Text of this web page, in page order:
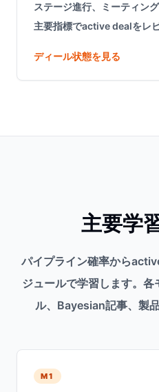
ステージ進行、ミーティン
主要指標でactive dealをレ
ディール状態を見る
主要学
パイプライン確率から
ジュールで学習します。
ル、Bayesian記事、製
M1